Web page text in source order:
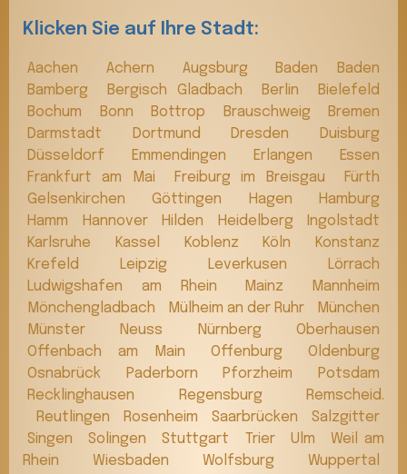
Klicken Sie auf Ihre Stadt:
Aachen Achern Augsburg
Baden Baden
Bamberg
Bergisch Gladbach Berlin
Bielefeld
Bochum
Bonn Bottrop Brauschweig
Bremen
Darmstadt
Dortmund Dresden
Duisburg
Düsseldorf
Emmendingen Erlangen
Essen
Frankfurt am Mai
Freiburg im Breisgau
Fürth
Gelsenkirchen
Göttingen Hagen
Hamburg
Hamm
Hannover Hilden Heidelberg
Ingolstadt
Karlsruhe
Kassel Koblenz Köln
Konstanz
Krefeld
Leipzig Leverkusen
Lörrach
Ludwigshafen am Rhein
Mainz
Mannheim
Mönchengladbach
Mülheim an der Ruhr
München
Münster
Neuss Nürnberg
Oberhausen
Offenbach am Main
Offenburg
Oldenburg
Osnabrück
Paderborn Pforzheim
Potsdam
Recklinghausen
Regensburg
Remscheid.
Reutlingen
Rosenheim Saarbrücken
Salzgitter
Singen
Solingen Stuttgart Trier Ulm
Weil am
Rhein
Wiesbaden Wolfsburg
Wuppertal